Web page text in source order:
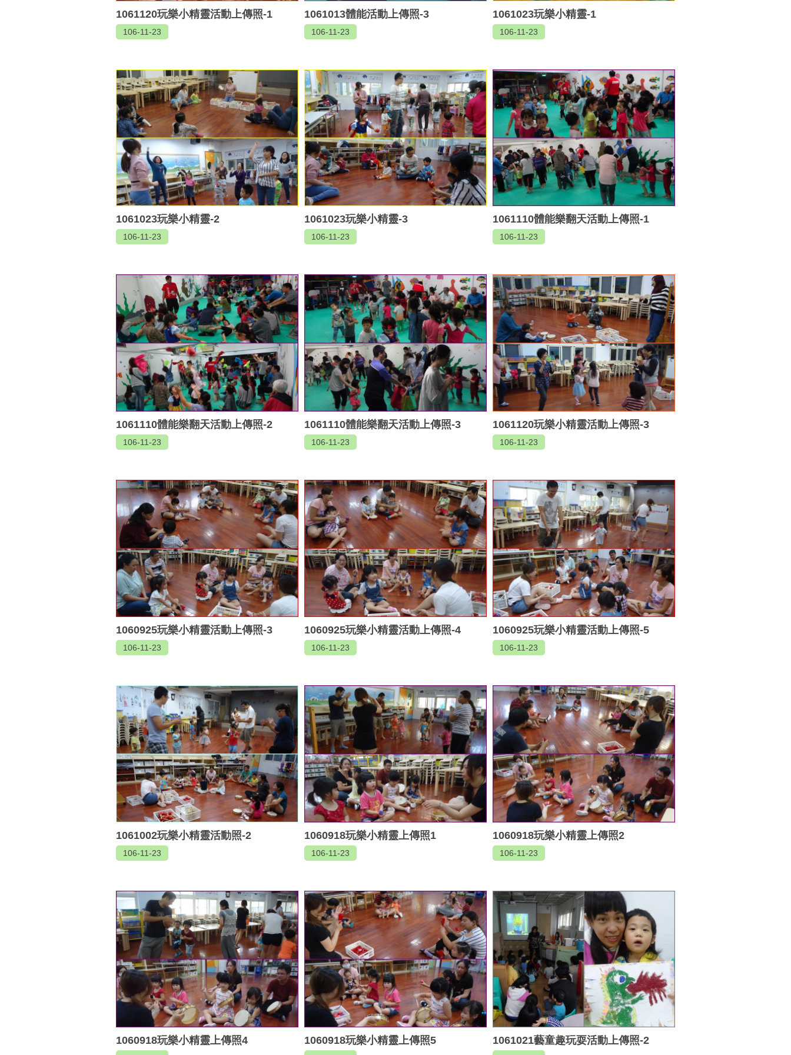
1061120玩樂小精靈活動上傳照-1
106-11-23
1061013體能活動上傳照-3
106-11-23
1061023玩樂小精靈-1
106-11-23
1061023玩樂小精靈-2
106-11-23
1061023玩樂小精靈-3
106-11-23
1061110體能樂翻天活動上傳照-1
106-11-23
1061110體能樂翻天活動上傳照-2
106-11-23
1061110體能樂翻天活動上傳照-3
106-11-23
1061120玩樂小精靈活動上傳照-3
106-11-23
1060925玩樂小精靈活動上傳照-3
106-11-23
1060925玩樂小精靈活動上傳照-4
106-11-23
1060925玩樂小精靈活動上傳照-5
106-11-23
1061002玩樂小精靈活動照-2
106-11-23
1060918玩樂小精靈上傳照1
106-11-23
1060918玩樂小精靈上傳照2
106-11-23
1060918玩樂小精靈上傳照4 1060918玩樂小精靈上傳照5 1061021藝童趣玩耍活動上傳照-2